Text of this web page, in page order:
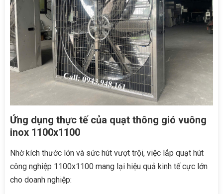
Ứng dụng thực tế của quạt thông gió vuông
inox 1100x1100
Nhờ kích thước lớn và sức hút vượt trội, việc lắp quạt hút
công nghiệp 1100x1100 mang lại hiệu quả kinh tế cực lớn
cho doanh nghiệp: